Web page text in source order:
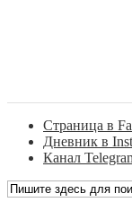
Страница в
Дневник в
Канал